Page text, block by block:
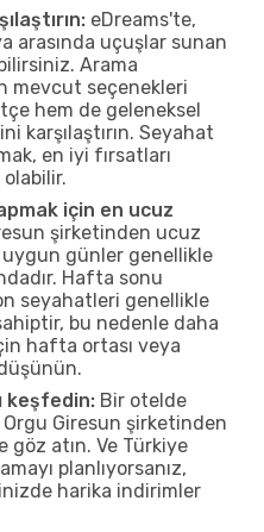
eDreams'te,
arasında uçuşlar sunan
Arama
mevcut seçenekleri
hem de geleneksel
karşılaştırın. Seyahat
en iyi fırsatları
olabilir.
için en ucuz
şirketinden ucuz
günler genellikle
Hafta sonu
seyahatleri genellikle
bu nedenle daha
hafta ortası veya
keşfedin: Bir otelde
Orgu Giresun şirketinden
atın. Ve Türkiye
planlıyorsanız,
harika indirimler